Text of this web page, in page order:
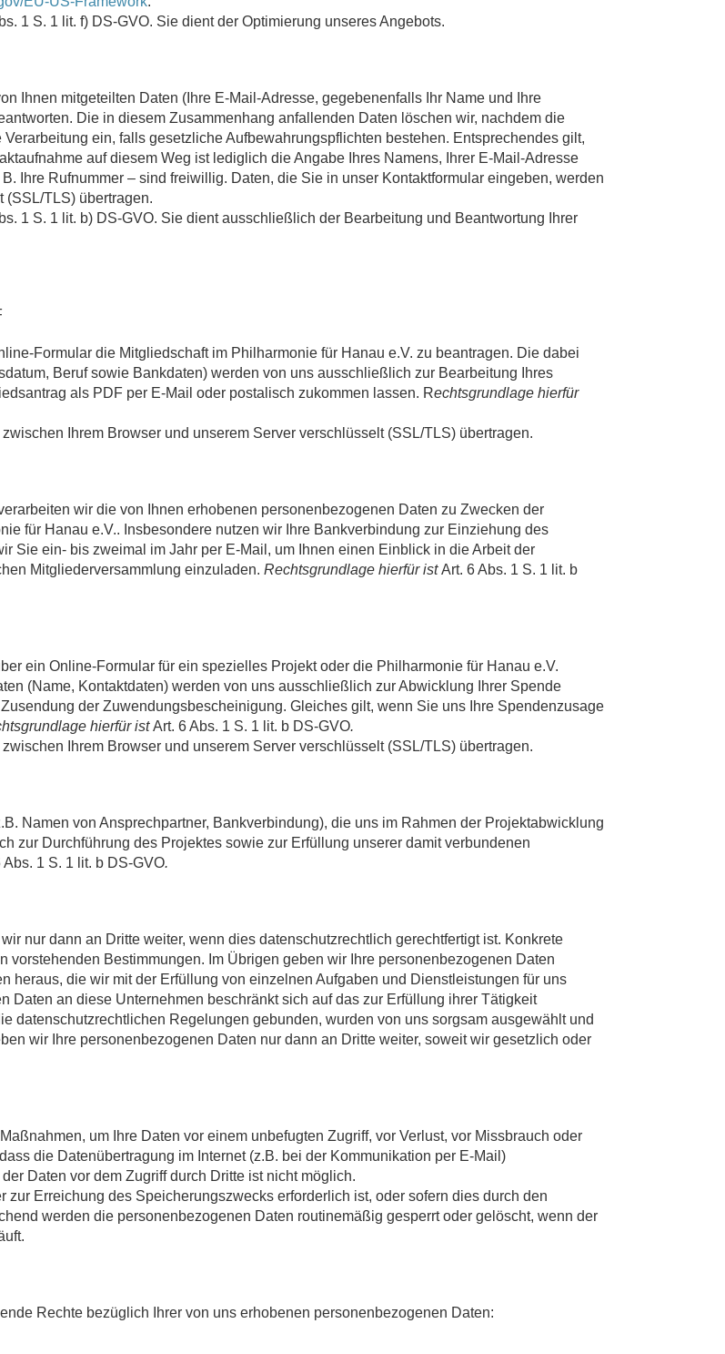
1 S. 1 lit. f) DS-GVO. Sie dient der Optimierung unseres Angebots.
Ihnen mitgeteilten Daten (Ihre E-Mail-Adresse, gegebenenfalls Ihr Name und Ihre
Die in diesem Zusammenhang anfallenden Daten löschen wir, nachdem die
ein, falls gesetzliche Aufbewahrungspflichten bestehen. Entsprechendes gilt,
auf diesem Weg ist lediglich die Angabe Ihres Namens, Ihrer E-Mail-Adresse
Ihre Rufnummer – sind freiwillig. Daten, die Sie in unser Kontaktformular eingeben, werden
(SSL/TLS) übertragen.
1 S. 1 lit. b) DS-GVO. Sie dient ausschließlich der Bearbeitung und Beantwortung Ihrer
Formular die Mitgliedschaft im Philharmonie für Hanau e.V. zu beantragen. Die dabei
Beruf sowie Bankdaten) werden von uns ausschließlich zur Bearbeitung Ihres
als PDF per E-Mail oder postalisch zukommen lassen. Rechtsgrundlage hierfür
Ihrem Browser und unserem Server verschlüsselt (SSL/TLS) übertragen.
wir die von Ihnen erhobenen personenbezogenen Daten zu Zwecken der
für Hanau e.V.. Insbesondere nutzen wir Ihre Bankverbindung zur Einziehung des
Sie ein- bis zweimal im Jahr per E-Mail, um Ihnen einen Einblick in die Arbeit der
Mitgliederversammlung einzuladen. Rechtsgrundlage hierfür istArt. 6 Abs. 1 S. 1 lit. b
ein Online-Formular für ein spezielles Projekt oder die Philharmonie für Hanau e.V.
(Name, Kontaktdaten) werden von uns ausschließlich zur Abwicklung Ihrer Spende
der Zuwendungsbescheinigung. Gleiches gilt, wenn Sie uns Ihre Spendenzusage
hierfür istArt. 6 Abs. 1 S. 1 lit. b DS-GVO.
Ihrem Browser und unserem Server verschlüsselt (SSL/TLS) übertragen.
Namen von Ansprechpartner, Bankverbindung), die uns im Rahmen der Projektabwicklung
zur Durchführung des Projektes sowie zur Erfüllung unserer damit verbundenen
Abs. 1 S. 1 lit. b DS-GVO.
nur dann an Dritte weiter, wenn dies datenschutzrechtlich gerechtfertigt ist. Konkrete
vorstehenden Bestimmungen. Im Übrigen geben wir Ihre personenbezogenen Daten
heraus, die wir mit der Erfüllung von einzelnen Aufgaben und Dienstleistungen für uns
Daten an diese Unternehmen beschränkt sich auf das zur Erfüllung ihrer Tätigkeit
datenschutzrechtlichen Regelungen gebunden, wurden von uns sorgsam ausgewählt und
wir Ihre personenbezogenen Daten nur dann an Dritte weiter, soweit wir gesetzlich oder
um Ihre Daten vor einem unbefugten Zugriff, vor Verlust, vor Missbrauch oder
die Datenübertragung im Internet (z.B. bei der Kommunikation per E-Mail)
Daten vor dem Zugriff durch Dritte ist nicht möglich.
Erreichung des Speicherungszwecks erforderlich ist, oder sofern dies durch den
werden die personenbezogenen Daten routinemäßig gesperrt oder gelöscht, wenn der
Rechte bezüglich Ihrer von uns erhobenen personenbezogenen Daten: